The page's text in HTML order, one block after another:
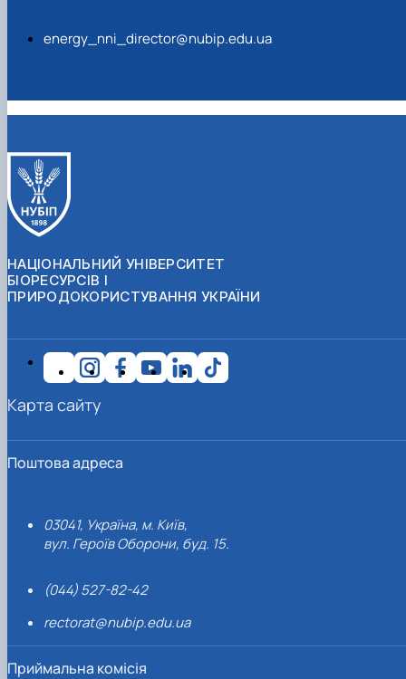
energy_nni_director@nubip.edu.ua
НАЦІОНАЛЬНИЙ УНІВЕРСИТЕТ
БІОРЕСУРСІВ І
ПРИРОДОКОРИСТУВАННЯ УКРАЇНИ
Поштова адреса
03041, Україна, м. Київ,
вул. Героїв Оборони, буд. 15.
(044) 527-82-42
rectorat@nubip.edu.ua
Приймальна комісія
Карта сайту